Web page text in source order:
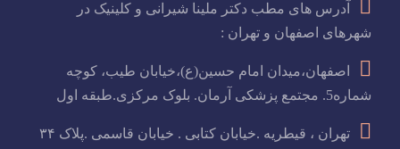
آدرس های مطب دکتر ملینا شیرانی و کلینیک در
شهرهای اصفهان و تهران :
اصفهان،میدان امام حسین(ع)،خیابان طیب، کوچه
شماره5. مجتمع پزشکی آرمان. بلوک مرکزی.طبقه اول
تهران ، قیطریه .خیابان کتابی . خیابان قاسمی .پلاک ۳۴